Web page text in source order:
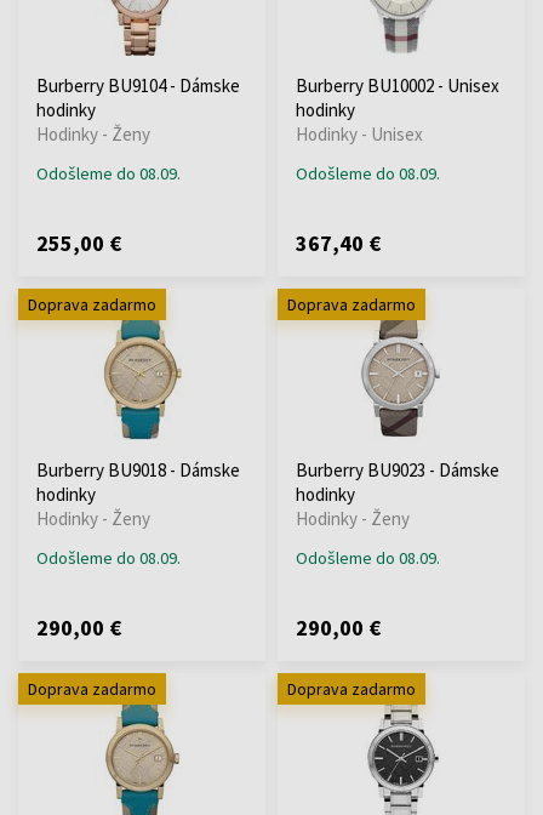
Burberry BU9104 - Dámske
hodinky
Hodinky - Ženy
Odošleme do 08.09.
255,00 €
Burberry BU10002 - Unisex
hodinky
Hodinky - Unisex
Odošleme do 08.09.
367,40 €
Doprava zadarmo
Burberry BU9018 - Dámske
hodinky
Hodinky - Ženy
Odošleme do 08.09.
290,00 €
Doprava zadarmo
Burberry BU9023 - Dámske
hodinky
Hodinky - Ženy
Odošleme do 08.09.
290,00 €
Doprava zadarmo Doprava zadarmo